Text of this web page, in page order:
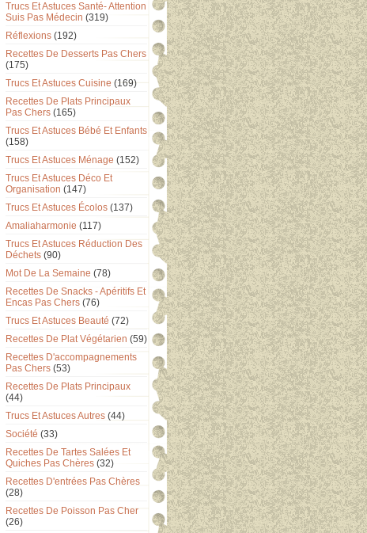
Trucs Et Astuces Santé- Attention
Suis Pas Médecin (319)
Réflexions (192)
Recettes De Desserts Pas Chers
(175)
Trucs Et Astuces Cuisine (169)
Recettes De Plats Principaux
Pas Chers (165)
Trucs Et Astuces Bébé Et Enfants
(158)
Trucs Et Astuces Ménage (152)
Trucs Et Astuces Déco Et
Organisation (147)
Trucs Et Astuces Écolos (137)
Amaliaharmonie (117)
Trucs Et Astuces Réduction Des
Déchets (90)
Mot De La Semaine (78)
Recettes De Snacks - Apéritifs Et
Encas Pas Chers (76)
Trucs Et Astuces Beauté (72)
Recettes De Plat Végétarien (59)
Recettes D'accompagnements
Pas Chers (53)
Recettes De Plats Principaux
(44)
Trucs Et Astuces Autres (44)
Société (33)
Recettes De Tartes Salées Et
Quiches Pas Chères (32)
Recettes D'entrées Pas Chères
(28)
Recettes De Poisson Pas Cher
(26)